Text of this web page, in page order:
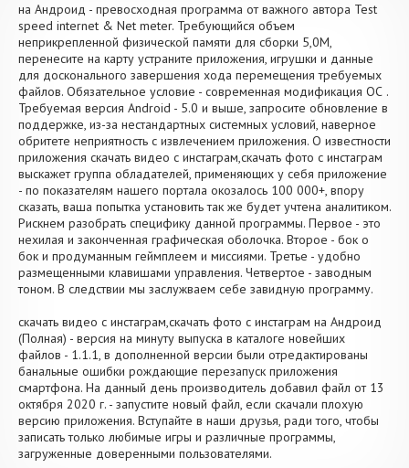
на Андроид - превосходная программа от важного автора Test
speed internet & Net meter. Требующийся объем
неприкрепленной физической памяти для сборки 5,0M,
перенесите на карту устраните приложения, игрушки и данные
для досконального завершения хода перемещения требуемых
файлов. Обязательное условие - современная модификация ОС .
Требуемая версия Android - 5.0 и выше, запросите обновление в
поддержке, из-за нестандартных системных условий, наверное
обритете неприятность с извлечением приложения. О известности
приложения скачать видео с инстаграм,скачать фото с инстаграм
выскажет группа обладателей, применяющих у себя приложение
- по показателям нашего портала окозалось 100 000+, впору
сказать, ваша попытка установить так же будет учтена аналитиком.
Рискнем разобрать специфику данной программы. Первое - это
нехилая и законченная графическая оболочка. Второе - бок о
бок и продуманным геймплеем и миссиями. Третье - удобно
размещенными клавишами управления. Четвертое - заводным
тоном. В следствии мы заслужваем себе завидную программу.
скачать видео с инстаграм,скачать фото с инстаграм на Андроид
(Полная) - версия на минуту выпуска в каталоге новейших
файлов - 1.1.1, в дополненной версии были отредактированы
банальные ошибки рождающие перезапуск приложения
смартфона. На данный день производитель добавил файл от 13
октября 2020 г. - запустите новый файл, если скачали плохую
версию приложения. Вступайте в наши друзья, ради того, чтобы
записать только любимые игры и различные программы,
загруженные доверенными пользователями.